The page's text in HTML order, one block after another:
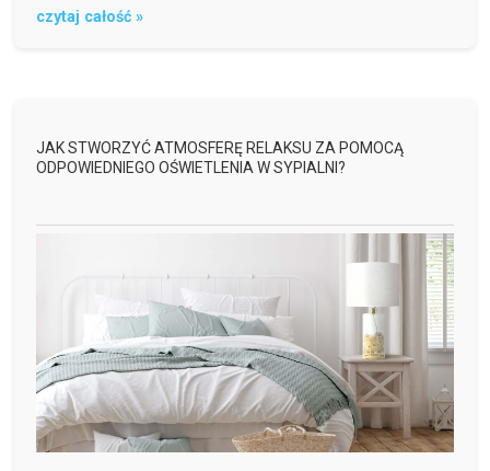
czytaj całość »
JAK STWORZYĆ ATMOSFERĘ RELAKSU ZA POMOCĄ
ODPOWIEDNIEGO OŚWIETLENIA W SYPIALNI?